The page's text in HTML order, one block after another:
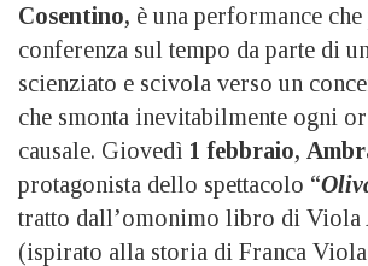
Cosentino, è una performance
conferenza sul tempo da parte di
scienziato e scivola verso un
che smonta inevitabilmente ogni
causale. Giovedì 1 febbraio,
protagonista dello spettacolo “
tratto dall’omonimo libro di Viola
(ispirato alla storia di Franca